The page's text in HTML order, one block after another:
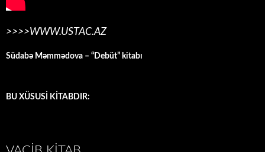
>>>>WWW.USTAC.AZ
Südabə Məmmədova – “Debüt” kitabı
BU XÜSUSİ KİTABDIR: